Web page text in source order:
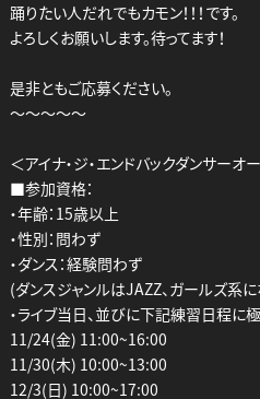
踊りたい人だれでもカモン！！！です。
よろしくお願いします。待ってます！
是非ともご応募ください。
～～～～～
＜アイナ・ジ・エンドバックダンサーオ
■参加資格：
・年齢：15歳以上
・性別：問わず
・ダンス：経験問わず
(ダンスジャンルはJAZZ、ガールズ系に
・ライブ当日、並びに下記練習日程に
11/24(金) 11:00~16:00
11/30(木) 10:00~13:00
12/3(日) 10:00~17:00